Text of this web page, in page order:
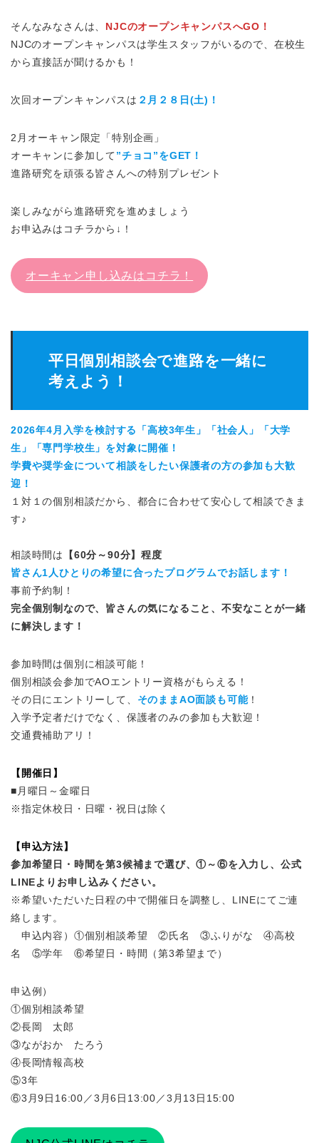
そんなみなさんは、 NJCのオープンキャンパスへGO！
NJCのオープンキャンパスは学生スタッフがいるので、在校生
から直接話が聞けるかも！
次回オープンキャンパスは ２月２８日(土)！
2月オーキャン限定「特別企画」
オーキャンに参加して”チョコ ”をGET！
進路研究を頑張る皆さんへの特別プレゼント
楽しみながら進路研究を進めましょう
お申込みはコチラから↓！
オーキャン申し込みはコチラ！
平日個別相談会で進路を一緒に
考えよう！
2026年4月入学を検討する「高校3年生」「社会人」「大学
生」「専門学校生」を対象に開催！
学費や奨学金について相談をしたい保護者の方の参加も大歓
迎！
１対１の個別相談だから、都合に合わせて安心して相談できま
す♪
相談時間は
【60分～90分】程度
皆さん1人ひとりの希望に合ったプログラムでお話します！
事前予約制！
完全個別制なので、皆さんの気になること、不安なことが一緒
に解決します！
参加時間は個別に相談可能！
個別相談会参加でAOエントリー資格がもらえる！
その日にエントリーして、 そのままAO面談も可能！
入学予定者だけでなく、保護者のみの参加も大歓迎！
交通費補助アリ！
【開催日】
■月曜日～金曜日
※指定休校日・日曜・祝日は除く
【申込方法】
参加希望日・時間を第3候補まで選び、①～⑥を入力し、公式
LINEよりお申し込みください。
※希望いただいた日程の中で開催日を調整し、LINEにてご連
絡します。
申込内容）①個別相談希望 ②氏名 ③ふりがな ④高校
名 ⑤学年 ⑥希望日・時間（第3希望まで）
申込例）
①個別相談希望
②長岡 太郎
③ながおか たろう
④長岡情報高校
⑤3年
⑥3月9日16:00／3月6日13:00／3月13日15:00